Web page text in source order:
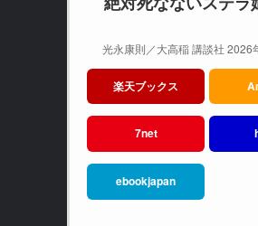
光永康則／大高稲 講談社 2026
楽天ブックス
7net
ebookjapan